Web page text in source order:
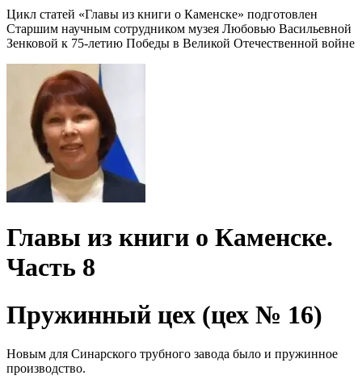
Цикл статей «Главы из книги о Каменске» подготовлен
Старшим научным сотрудником музея Любовью Васильевной
Зенковой к 75-летию Победы в Великой Отечественной войне
Главы из книги о Каменске.
Часть 8
Пружинный цех (цех № 16)
Новым для Синарского трубного завода было и пружинное
производство.